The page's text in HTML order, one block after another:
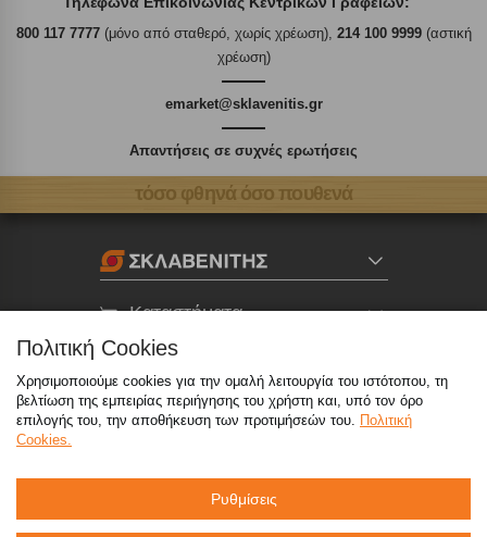
800 117 7777(μόνο από σταθερό, χωρίς χρέωση), 214 100 9999(αστική
χρέωση)
emarket@sklavenitis.gr
Απαντήσεις σε συχνές ερωτήσεις
τόσο φθηνά όσο πουθενά
Καταστήματα
info@sklavenitis.gr
Πολιτική Cookies
Χρησιμοποιούμε cookies για την ομαλή λειτουργία του ιστότοπου, τη
βελτίωση της εμπειρίας περιήγησης του χρήστη και, υπό τον όρο
επιλογής του, την αποθήκευση των προτιμήσεών του. Πολιτική
Cookies.
Ρυθμίσεις